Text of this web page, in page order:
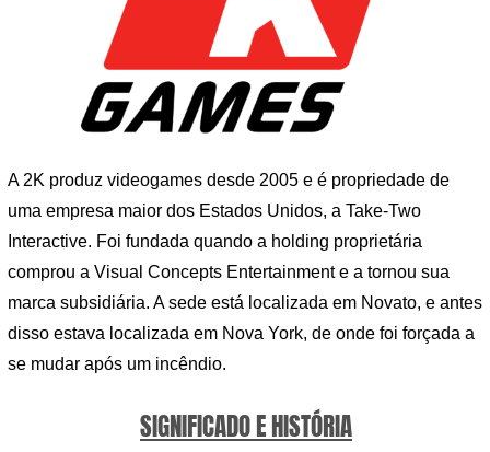
A 2K produz videogames desde 2005 e é propriedade de
uma empresa maior dos Estados Unidos, a Take-Two
Interactive. Foi fundada quando a holding proprietária
comprou a Visual Concepts Entertainment e a tornou sua
marca subsidiária. A sede está localizada em Novato, e antes
disso estava localizada em Nova York, de onde foi forçada a
se mudar após um incêndio.
SIGNIFICADO E HISTÓRIA